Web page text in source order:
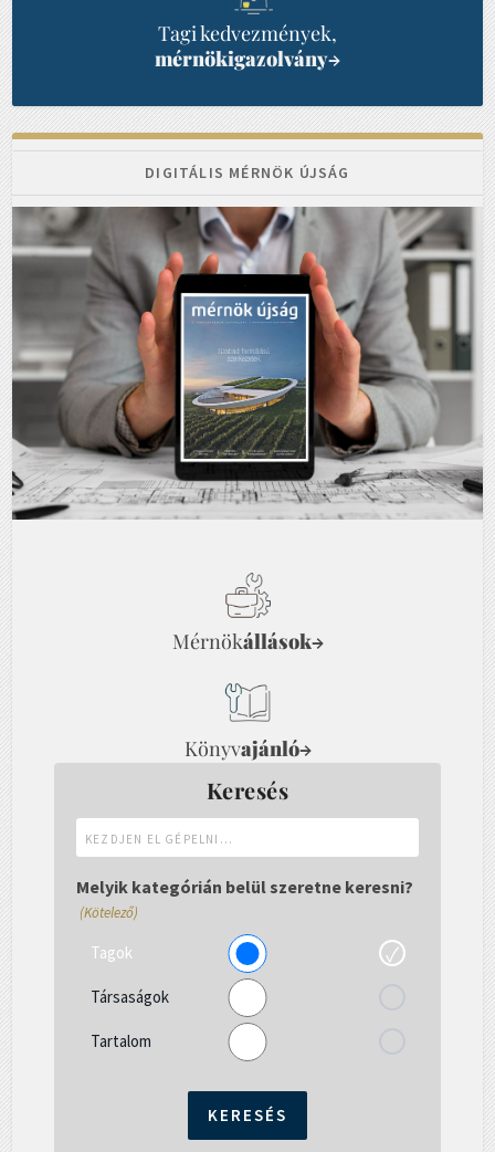
Tagi kedvezmények,
mérnökigazolvány→
DIGITÁLIS MÉRNÖK ÚJSÁG
Mérnökállások→
Könyvajánló→
Keresés
el
gépelni...
Melyik kategórián belül szeretne keresni?
(Kötelező)
Tagok
Társaságok
Tartalom